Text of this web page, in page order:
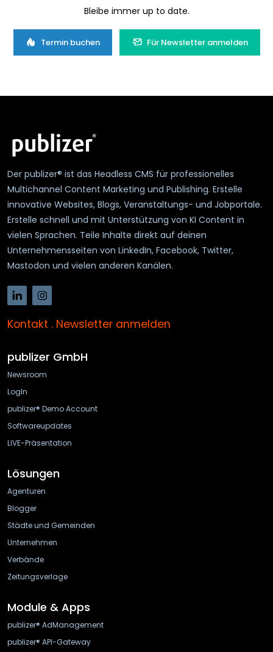
Bleibe immer up to date.
Termin buchen Für Newsletter anmelden
Der publizer® ist das Headless CMS für professionelles
Multichannel Content Marketing und Publishing. Erstelle
innovative Websites, Blogs, Veranstaltungs- und Jobportale.
Erstelle schnell und mit Unterstützung von KI Content in
vielen Sprachen. Teile Inhalte direkt auf deinen
Unternehmensseiten von LinkedIn, Facebook, Twitter,
Mastodon und vielen anderen Kanälen.
Kontakt . Newsletter anmelden
publizer GmbH
Newsroom
LogIn
publizer® Demo Account
Softwareupdates
LIVE-Präsentation
Lösungen
Agenturen
Blogger
Städte und Gemeinden
Unternehmen
Verbände
Zeitungsverlage
Module & Apps
publizer® AdManagement
publizer® API-Gateway